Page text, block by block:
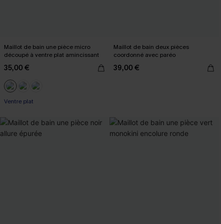
Maillot de bain une pièce micro
découpé à ventre plat amincissant
35,00 €
Ventre plat
Maillot de bain deux pièces
coordonné avec paréo
39,00 €